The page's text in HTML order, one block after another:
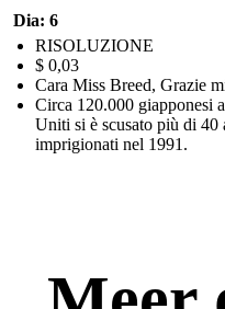
Dia: 6
RISOLUZIONE
$ 0,03
Cara Miss Breed, Grazie
Circa 120.000 giapponesi
Uniti si è scusato più di 40
imprigionati nel 1991.